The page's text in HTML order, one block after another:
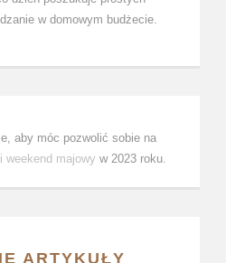
w domowym budżecie.
aby móc pozwolić sobie na
weekend majowy w 2023 roku.
ARTYKUŁY